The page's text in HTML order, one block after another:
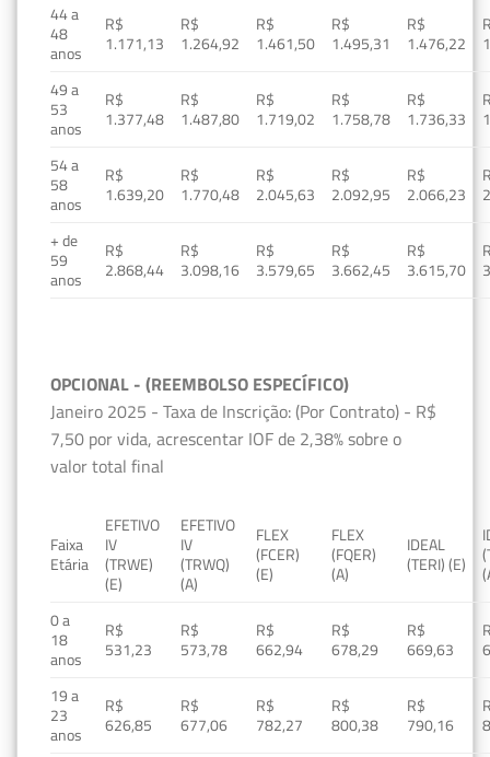
44 a
48
anos
R$
1.171,13
R$
1.264,92
R$
1.461,50
R$
1.495,31
R$
1.476,22
49 a
53
anos
R$
1.377,48
R$
1.487,80
R$
1.719,02
R$
1.758,78
R$
1.736,33
54 a
58
anos
R$
1.639,20
R$
1.770,48
R$
2.045,63
R$
2.092,95
R$
2.066,23
+ de
59
anos
R$
2.868,44
R$
3.098,16
R$
3.579,65
R$
3.662,45
R$
3.615,70
OPCIONAL - (REEMBOLSO ESPECÍFICO)
Janeiro 2025 - Taxa de Inscrição: (Por Contrato) - R$
7,50 por vida, acrescentar IOF de 2,38% sobre o
valor total final
Faixa
Etária
EFETIVO
IV
(TRWE)
(E)
EFETIVO
IV
(TRWQ)
(A)
FLEX
(FCER)
(E)
FLEX
(FQER)
(A)
IDEAL
(TERI) (E)
0 a
18
anos
R$
531,23
R$
573,78
R$
662,94
R$
678,29
R$
669,63
19 a
23
anos
R$
626,85
R$
677,06
R$
782,27
R$
800,38
R$
790,16